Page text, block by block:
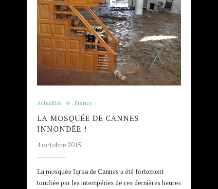
Actualités France
LA MOSQUÉE DE CANNES
INNONDÉE !
4 octobre 2015
La mosquée Iqraa de Cannes a été fortement
touchée par les intempéries de ces dernières heures